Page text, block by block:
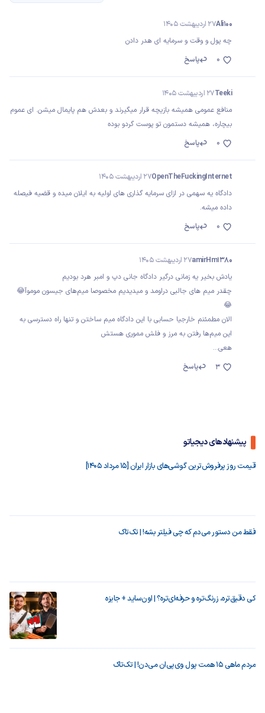
Ali10027 اردیبهشت 1405
چه پول و وقت و سرمایه ای هدر دادن
پاسخ
0
Teeki27 اردیبهشت 1405
منافع عمومی همیشه بازیچه قرار میگیرند و بعدش هم پایمال میشن. ای عموم
بیچاره، همیشه دستمون تو پوست گردو بوده
پاسخ
0
OpenTheFuckingInternet27 اردیبهشت 1405
دادگاه یه سهمی در ازای سرمایه گذاری های اولیه به ایلان میده و قضیه فیصله
داده میشه.
پاسخ
0
amirHm138027 اردیبهشت 1405
یادش بخیر یه زمانی درگیر دادگاه جانی دپ و امبر هرد بودیم
چقدر میم های جالبی دراومد و میدیدیم مخصوصا میم‌های جیسون موموآ😂
😂
الان مطمئنم خارجیا حسابی با این دادگاه میم ساختن و تنها راه دسترسی به
این میم‌ها رفتن به مرز و فلش مموری هستش
هعی...
پاسخ
3
پیشنهادهای دیجیاتو
قیمت روز پرفروش‌ترین گوشی‌های بازار ایران [15 مرداد 1405]
فقط من دستور می‌دم که چی فیلتر بشه! | تک‌تاک
کی دقیق‌تره، زرنگ‌تره و حرفه‌ای‌تره؟ | اون‌ساید + جایزه
مردم ماهی ۱۵ همت پول وی‌پی‌ان می‌دن! | تک‌تاک